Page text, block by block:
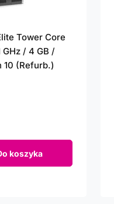
Tower Core
/ 4 GB /
10 (Refurb.)
koszyka